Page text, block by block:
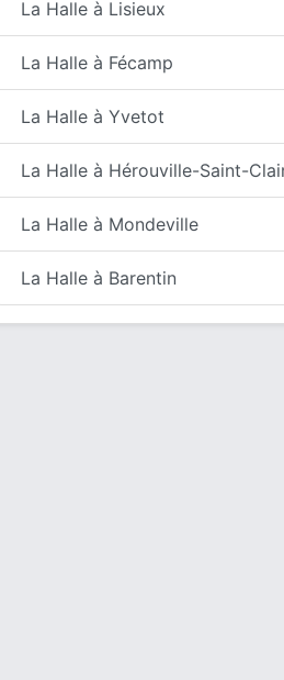
La Halle à Lisieux
La Halle à Fécamp
La Halle à Yvetot
La Halle à Hérouville-Saint-
La Halle à Mondeville
La Halle à Barentin